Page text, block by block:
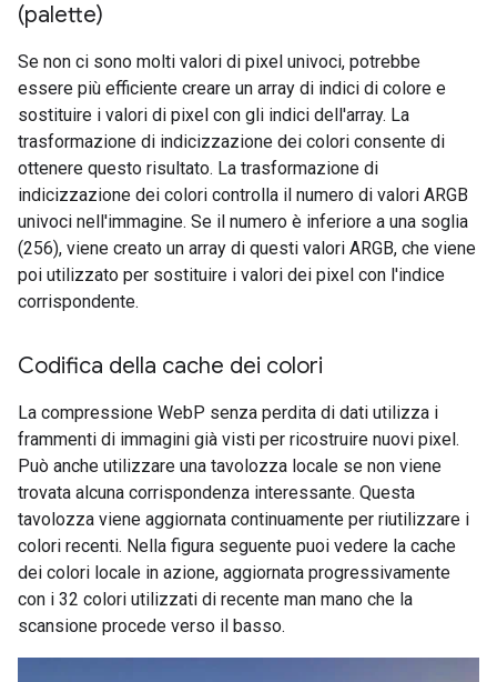
(palette)
Se non ci sono molti valori di pixel univoci, potrebbe
essere più efficiente creare un array di indici di colore e
sostituire i valori di pixel con gli indici dell'array. La
trasformazione di indicizzazione dei colori consente di
ottenere questo risultato. La trasformazione di
indicizzazione dei colori controlla il numero di valori ARGB
univoci nell'immagine. Se il numero è inferiore a una soglia
(256), viene creato un array di questi valori ARGB, che viene
poi utilizzato per sostituire i valori dei pixel con l'indice
corrispondente.
Codifica della cache dei colori
La compressione WebP senza perdita di dati utilizza i
frammenti di immagini già visti per ricostruire nuovi pixel.
Può anche utilizzare una tavolozza locale se non viene
trovata alcuna corrispondenza interessante. Questa
tavolozza viene aggiornata continuamente per riutilizzare i
colori recenti. Nella figura seguente puoi vedere la cache
dei colori locale in azione, aggiornata progressivamente
con i 32 colori utilizzati di recente man mano che la
scansione procede verso il basso.